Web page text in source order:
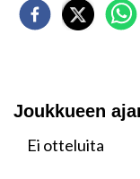
Joukkueen
Ei otteluita